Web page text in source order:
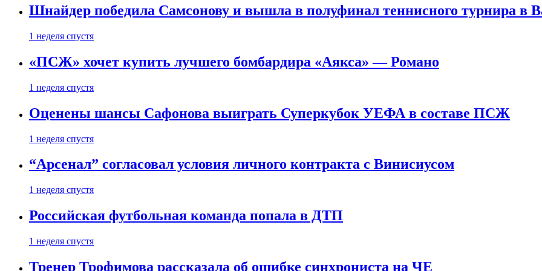
Шнайдер победила Самсонову и вышла в полуфинал теннисного турнира в
1 неделя спустя
«ПСЖ» хочет купить лучшего бомбардира «Аякса» — Романо
1 неделя спустя
Оценены шансы Сафонова выиграть Суперкубок УЕФА в составе ПСЖ
1 неделя спустя
“Арсенал” согласовал условия личного контракта с Винисиусом
1 неделя спустя
Российская футбольная команда попала в ДТП
1 неделя спустя
Тренер Трофимова рассказала об ошибке синхрониста на ЧЕ